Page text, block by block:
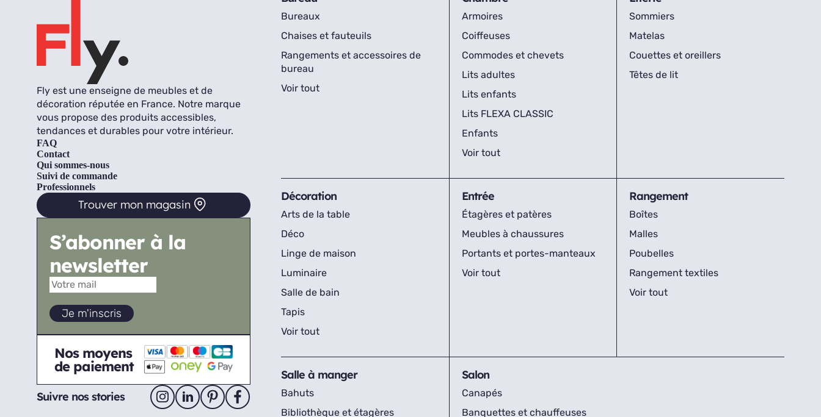
Fly est une enseigne de meubles et de
décoration réputée en France. Notre marque
vous propose des produits accessibles,
tendances et durables pour votre intérieur.
FAQ
Contact
Qui sommes-nous
Suivi de commande
Professionnels
Trouver mon magasin
S’abonner à la
newsletter
Nos moyens
de paiement
Suivre nos stories
Bureaux
Chaises et fauteuils
Rangements et accessoires de
bureau
Voir tout
Armoires
Coiffeuses
Commodes et chevets
Lits adultes
Lits enfants
Lits FLEXA CLASSIC
Enfants
Voir tout
Sommiers
Matelas
Couettes et oreillers
Têtes de lit
Décoration
Arts de la table
Déco
Linge de maison
Luminaire
Salle de bain
Tapis
Voir tout
Entrée
Étagères et patères
Meubles à chaussures
Portants et portes-manteaux
Voir tout
Rangement
Boîtes
Malles
Poubelles
Rangement textiles
Voir tout
Salle à manger
Bahuts
Bibliothèque et étagères
Salon
Canapés
Banquettes et chauffeuses